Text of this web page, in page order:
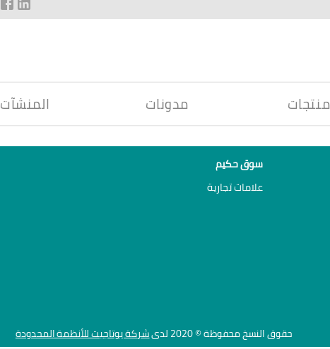
منتجات مدونات المنشآت
سوق حكيم
علامات تجارية
حقوق النسخ محفوظة © 2020 لدى شركة يوتاجيت للأنظمة المحدودة